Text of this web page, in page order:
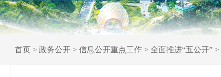
首页 > 政务公开 > 信息公开重点工作 > 全面推进“五公开” >